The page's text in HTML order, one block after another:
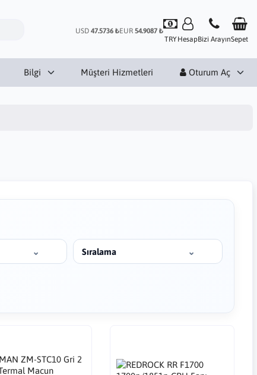
USD 47.5736 ₺EUR 54.9087 ₺
TRYHesapBizi ArayınSepet
Bilgi Müşteri Hizmetleri Oturum Aç
Sıralama